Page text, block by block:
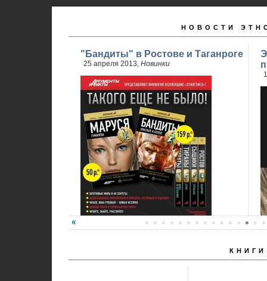
НОВОСТИ
"Бандиты" в Ростове и Таганроге
25 апреля 2013, Новинки
24 апреля стартовали продажи 2 книги
КНИГИ